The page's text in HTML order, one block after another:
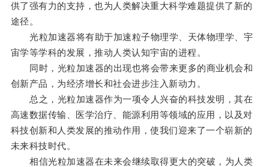
供了强有力的支持，也为人类解决重大科学难题提供了新的
途径。
光粒加速器将有助于加速粒子物理学、天体物理学、宇
宙学等学科的发展，推动人类认知宇宙的进程。
同时，光粒加速器的出现也将会带来更多的商业机会和
创新产品，为经济增长和社会进步注入新动力。
总之，光粒加速器作为一项令人兴奋的科技发明，其在
高速数据传输、医学治疗、能源利用等领域的应用，以及对
科技创新和人类发展的推动作用，使我们迎来了一个崭新的
未来科技时代。
相信光粒加速器在未来会继续取得更大的突破，为人类